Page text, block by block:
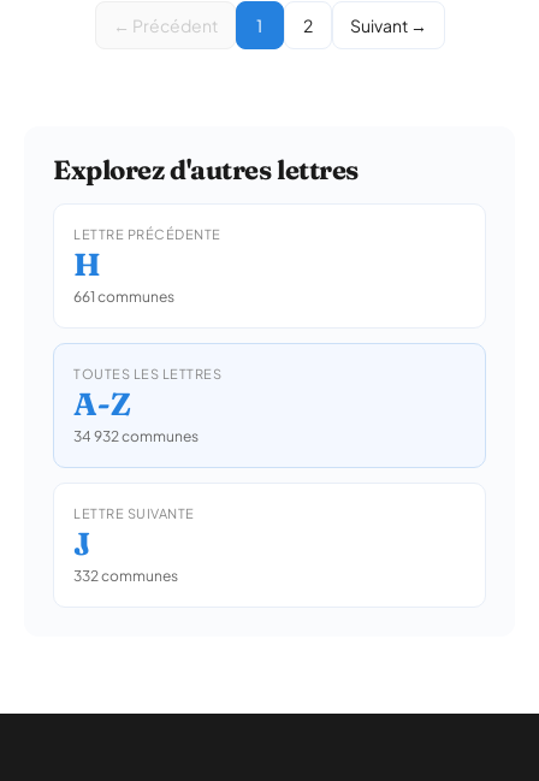
← Précédent 1 2 Suivant →
Explorez d'autres lettres
LETTRE PRÉCÉDENTE
H
661 communes
TOUTES LES LETTRES
A-Z
34 932 communes
LETTRE SUIVANTE
J
332 communes